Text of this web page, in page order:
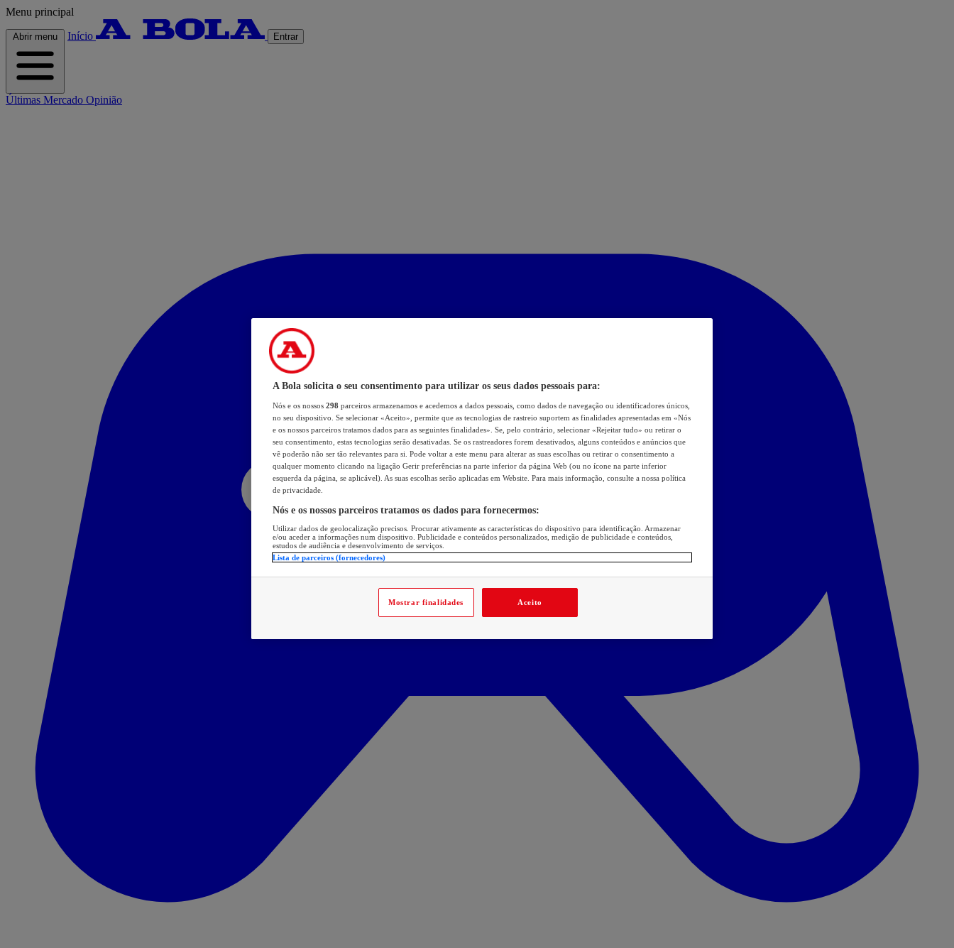
Menu principal
Abrir menu Início Entrar
Últimas Mercado Opinião
A Bola solicita o seu consentimento para utilizar os seus dados pessoais para:
Nós e os nossos 298 parceiros armazenamos e acedemos a dados pessoais, como dados de navegação ou identificadores únicos,
no seu dispositivo. Se selecionar «Aceito», permite que as tecnologias de rastreio suportem as finalidades apresentadas em «Nós
e os nossos parceiros tratamos dados para as seguintes finalidades». Se, pelo contrário, selecionar «Rejeitar tudo» ou retirar o
seu consentimento, estas tecnologias serão desativadas. Se os rastreadores forem desativados, alguns conteúdos e anúncios que
vê poderão não ser tão relevantes para si. Pode voltar a este menu para alterar as suas escolhas ou retirar o consentimento a
qualquer momento clicando na ligação Gerir preferências na parte inferior da página Web (ou no ícone na parte inferior
esquerda da página, se aplicável). As suas escolhas serão aplicadas em Website. Para mais informação, consulte a nossa política
de privacidade.
Nós e os nossos parceiros tratamos os dados para fornecermos:
Utilizar dados de geolocalização precisos. Procurar ativamente as características do dispositivo para identificação. Armazenar
e/ou aceder a informações num dispositivo. Publicidade e conteúdos personalizados, medição de publicidade e conteúdos,
estudos de audiência e desenvolvimento de serviços.
Lista de parceiros (fornecedores)
Mostrar finalidades Aceito